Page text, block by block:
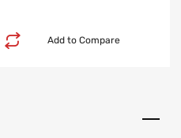
Add to Compare